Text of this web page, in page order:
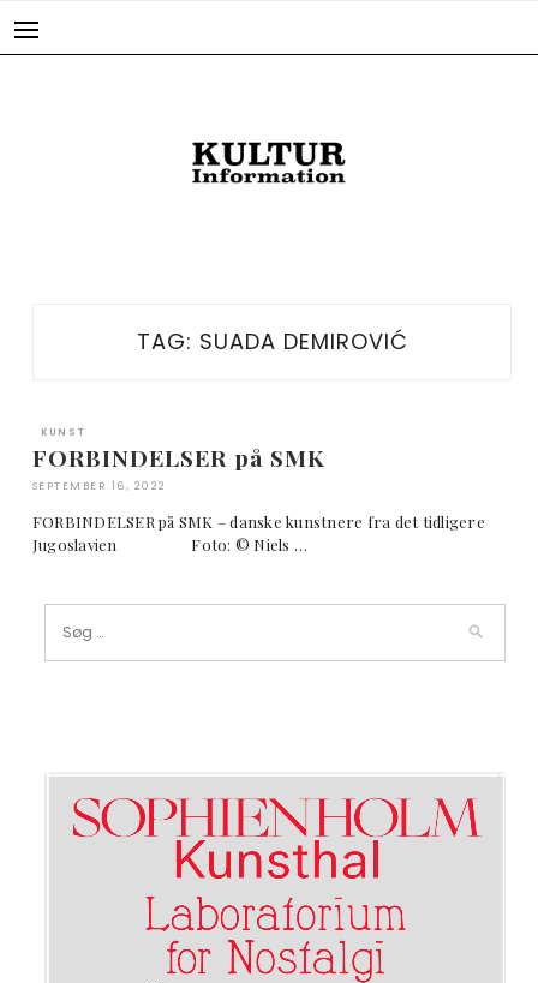
TAG: SUADA DEMIROVIĆ
KUNST
FORBINDELSER på SMK
SEPTEMBER 16, 2022
FORBINDELSER på SMK – danske kunstnere fra det tidligere
Jugoslavien Foto: © Niels …